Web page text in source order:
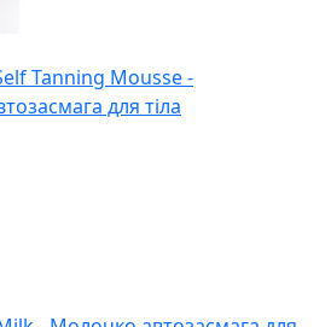
Tanning Mousse -
для тіла